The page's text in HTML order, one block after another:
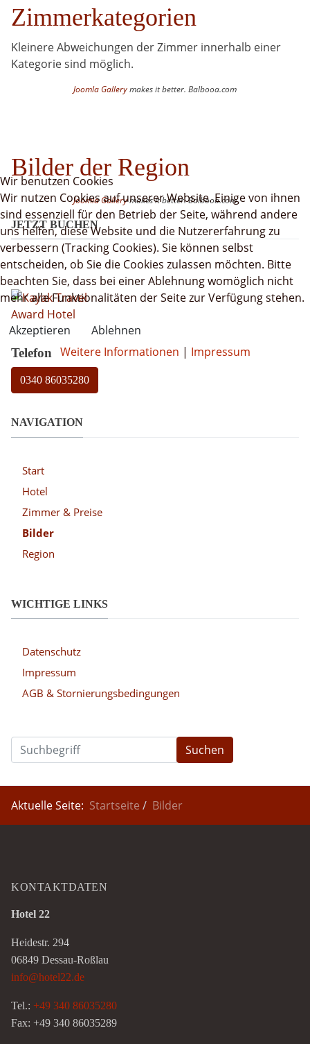
Zimmerkategorien
Kleinere Abweichungen der Zimmer innerhalb einer
Kategorie sind möglich.
Joomla Gallerymakes it better. Balbooa.com
Bilder der Region
Joomla Gallerymakes it better. Balbooa.com
JETZT BUCHEN
Telefon
0340 86035280
NAVIGATION
Start
Hotel
Zimmer & Preise
Bilder
Region
WICHTIGE LINKS
Datenschutz
Impressum
AGB & Stornierungsbedingungen
Suchen
Aktuelle Seite: Startseite Bilder
KONTAKTDATEN
Hotel 22
Heidestr. 294
06849 Dessau-Roßlau
info@hotel22.de
Tel.: +49 340 86035280
Fax: +49 340 86035289
Wir benutzen Cookies
Wir nutzen Cookies auf unserer Website. Einige von ihnen
sind essenziell für den Betrieb der Seite, während andere
uns helfen, diese Website und die Nutzererfahrung zu
verbessern (Tracking Cookies). Sie können selbst
entscheiden, ob Sie die Cookies zulassen möchten. Bitte
beachten Sie, dass bei einer Ablehnung womöglich nicht
mehr alle Funktionalitäten der Seite zur Verfügung stehen.
Akzeptieren
Ablehnen
Weitere Informationen | Impressum